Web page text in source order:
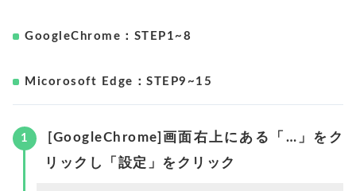
GoogleChrome：STEP1~8
Micorosoft Edge：STEP9~15
[GoogleChrome]画面右上にある「…」をク
リックし「設定」をクリック